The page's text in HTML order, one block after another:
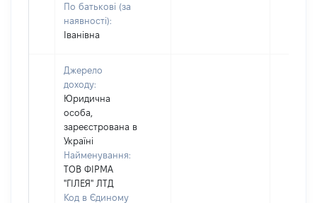
По батькові (за
наявності):
Іванівна
Джерело
доходу:
Юридична
особа,
зареєстрована в
Україні
Найменування:
ТОВ ФІРМА
"ГІЛЕЯ" ЛТД
Код в Єдиному